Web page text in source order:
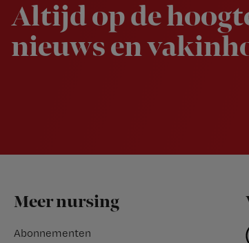
Altijd op de
nieuws en
Footer
Meer nursing
Abonnementen